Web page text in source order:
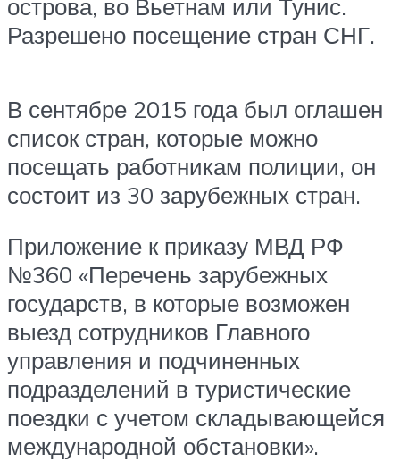
острова, во Вьетнам или Тунис.
Разрешено посещение стран СНГ.
В сентябре 2015 года был оглашен
список стран, которые можно
посещать работникам полиции, он
состоит из 30 зарубежных стран.
Приложение к приказу МВД РФ
№360 «Перечень зарубежных
государств, в которые возможен
выезд сотрудников Главного
управления и подчиненных
подразделений в туристические
поездки с учетом складывающейся
международной обстановки».